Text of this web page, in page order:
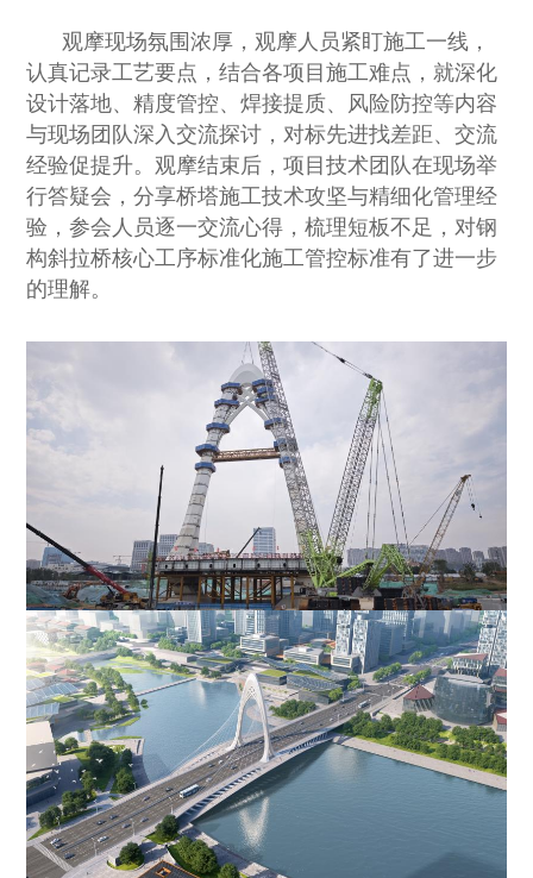
观摩现场氛围浓厚，观摩人员紧盯施工一线，
认真记录工艺要点，结合各项目施工难点，就深化
设计落地、精度管控、焊接提质、风险防控等内容
与现场团队深入交流探讨，对标先进找差距、交流
经验促提升。观摩结束后，项目技术团队在现场举
行答疑会，分享桥塔施工技术攻坚与精细化管理经
验，参会人员逐一交流心得，梳理短板不足，对钢
构斜拉桥核心工序标准化施工管控标准有了进一步
的理解。